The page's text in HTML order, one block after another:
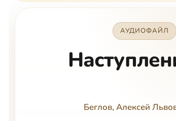
АУДИОФАЙЛ
Беглов, Алексей